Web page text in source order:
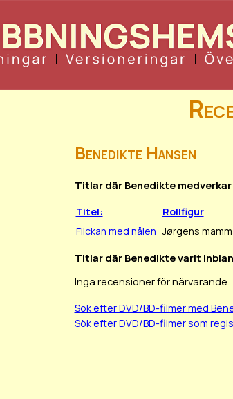
Benedikte Hansen
Titlar där Benedikte
Titel: Rollfigur
Flickan med nålen Jørgens
Titlar där Benedikte varit
Inga recensioner för närvarande.
Sök efter DVD/BD-filmer med
Sök efter DVD/BD-filmer som